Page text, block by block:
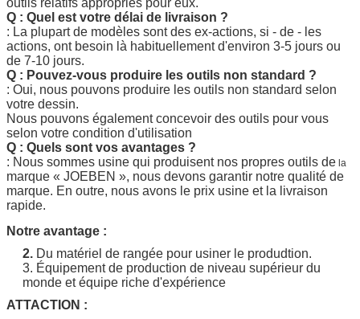
Q : Quel est votre délai de livraison ?
: La plupart de modèles sont des ex-actions, si - de - les
actions, ont besoin là habituellement d'environ 3-5 jours ou
de 7-10 jours.
Q : Pouvez-vous produire les outils non standard ?
: Oui, nous pouvons produire les outils non standard selon
votre dessin.
Nous pouvons également concevoir des outils pour vous
selon votre condition d'utilisation
Q : Quels sont vos avantages ?
: Nous sommes usine qui produisent nos propres outils de la
marque « JOEBEN », nous devons garantir notre qualité de
marque. En outre, nous avons le prix usine et la livraison
rapide.
Notre avantage :
2. Du matériel de rangée pour usiner le produdtion.
3. Équipement de production de niveau supérieur du
monde et équipe riche d'expérience
ATTACTION :